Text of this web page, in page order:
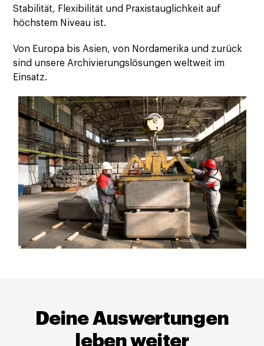
Stabilität, Flexibilität und Praxistauglichkeit auf
höchstem Niveau ist.
Von Europa bis Asien, von Nordamerika und zurück
sind unsere Archivierungslösungen weltweit im
Einsatz.
Deine Auswertungen
leben weiter